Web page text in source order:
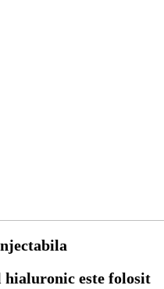
este folosit